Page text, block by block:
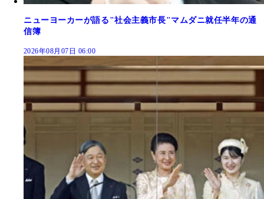
ニューヨーカーが語る"社会主義市長"マムダニ就任半年の通
信簿
2026年08月07日 06:00